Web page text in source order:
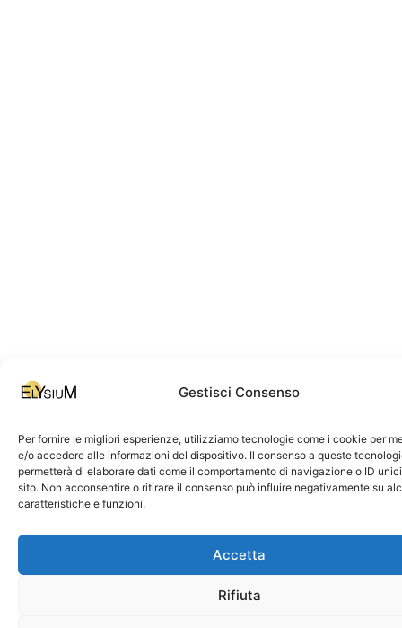
Gestisci Consenso
Per fornire le migliori esperienze, utilizziamo tecnologie come i cookie per
e/o accedere alle informazioni del dispositivo. Il consenso a queste
permetterà di elaborare dati come il comportamento di navigazione o ID
sito. Non acconsentire o ritirare il consenso può influire negativamente su
caratteristiche e funzioni.
Accetta
Rifiuta